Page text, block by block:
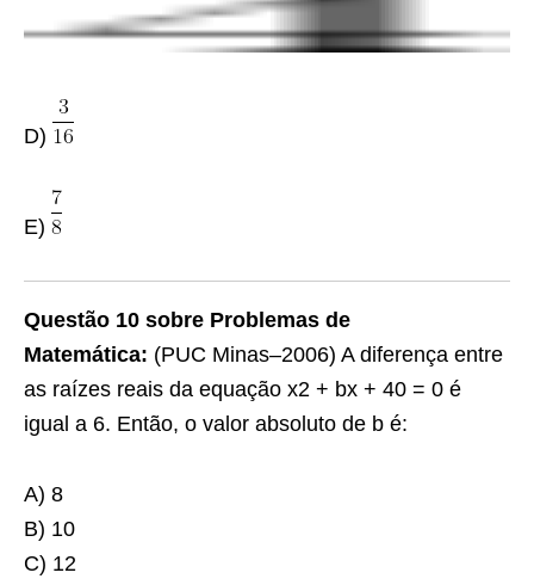
D)
E)
Questão 10 sobre Problemas de
Matemática: (PUC Minas–2006) A diferença entre
as raízes reais da equação x2 + bx + 40 = 0 é
igual a 6. Então, o valor absoluto de b é:
A) 8
B) 10
C) 12